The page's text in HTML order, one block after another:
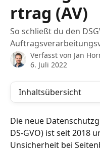
rtrag (AV)
So schließt du den
Verfasst von Jan
6. Juli 2022
Inhaltsübersicht
Die neue
DS-GVO) ist seit 2018
Unsicherheit bei